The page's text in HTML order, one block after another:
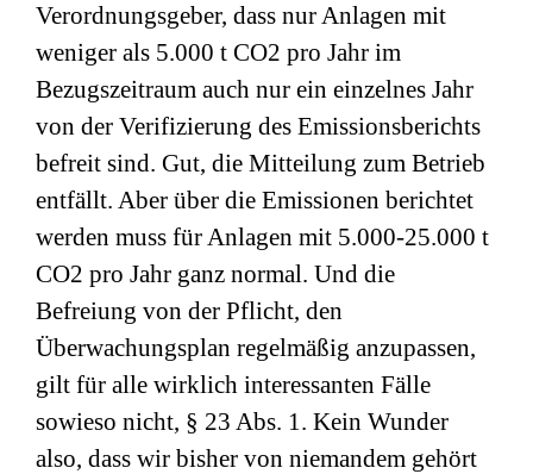
Verordnungsgeber, dass nur Anlagen mit
weniger als 5.000 t CO2 pro Jahr im
Bezugszeitraum auch nur ein einzelnes Jahr
von der Verifizierung des Emissionsberichts
befreit sind. Gut, die Mitteilung zum Betrieb
entfällt. Aber über die Emissionen berichtet
werden muss für Anlagen mit 5.000-25.000 t
CO2 pro Jahr ganz normal. Und die
Befreiung von der Pflicht, den
Überwachungsplan regelmäßig anzupassen,
gilt für alle wirklich interessanten Fälle
sowieso nicht, § 23 Abs. 1. Kein Wunder
also, dass wir bisher von niemandem gehört